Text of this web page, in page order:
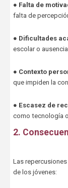
● Falta de
falta de
● Dificultades
escolar o
● Contexto
que impiden la
● Escasez de
como tecnología
2.
Las
de los jóvenes: